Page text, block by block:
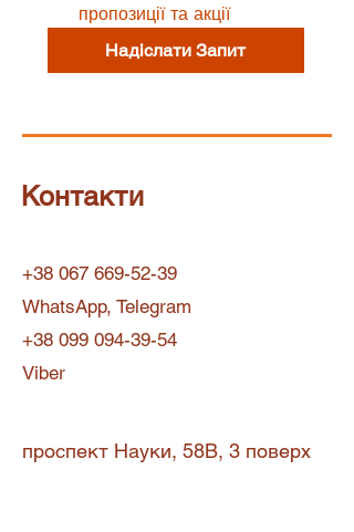
пропозиції та акції
Надіслати Запит
Контакти
+38 067 669-52-39
WhatsApp, Telegram
+38 099 094-39-54
Viber
проспект Науки, 58В, 3 поверх